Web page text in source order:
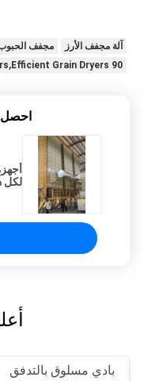
آلة مجفف الأرز
مجفف الحبوب
90 Tons Grain Dryers,Reliable Grain Dryers,Efficient Grain Dryers
لكل
بادي مسلوق بالتدفق